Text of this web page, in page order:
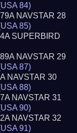
84)
NAVSTAR 28
85)
SUPERBIRD
NAVSTAR 29
87)
NAVSTAR 30
88)
NAVSTAR 31
90)
NAVSTAR 32
91)